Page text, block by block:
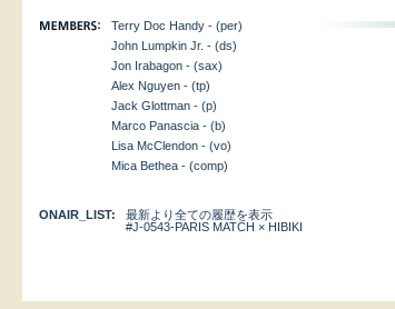
Terry Doc Handy - (per)
John Lumpkin Jr. - (ds)
Jon Irabagon - (sax)
Alex Nguyen - (tp)
Jack Glottman - (p)
Marco Panascia - (b)
Lisa McClendon - (vo)
Mica Bethea - (comp)
ONAIR_LIST:
最新より全ての履歴を表示
#J-0543-PARIS MATCH × HIBIKI